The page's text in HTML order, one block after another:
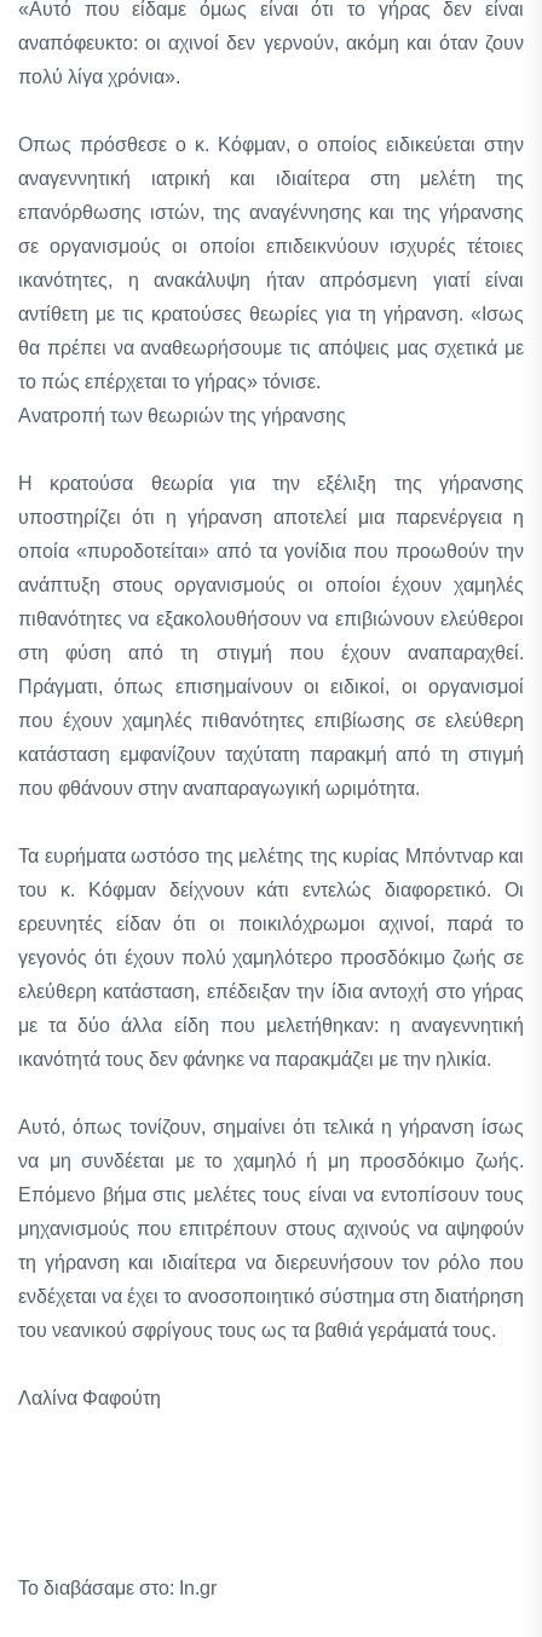
«Αυτό που είδαμε όμως είναι ότι το γήρας δεν είναι
αναπόφευκτο: οι αχινοί δεν γερνούν, ακόμη και όταν ζουν
πολύ λίγα χρόνια».
Οπως πρόσθεσε ο κ. Κόφμαν, ο οποίος ειδικεύεται στην
αναγεννητική ιατρική και ιδιαίτερα στη μελέτη της
επανόρθωσης ιστών, της αναγέννησης και της γήρανσης
σε οργανισμούς οι οποίοι επιδεικνύουν ισχυρές τέτοιες
ικανότητες, η ανακάλυψη ήταν απρόσμενη γιατί είναι
αντίθετη με τις κρατούσες θεωρίες για τη γήρανση. «Ισως
θα πρέπει να αναθεωρήσουμε τις απόψεις μας σχετικά με
το πώς επέρχεται το γήρας» τόνισε.
Ανατροπή των θεωριών της γήρανσης
Η κρατούσα θεωρία για την εξέλιξη της γήρανσης
υποστηρίζει ότι η γήρανση αποτελεί μια παρενέργεια η
οποία «πυροδοτείται» από τα γονίδια που προωθούν την
ανάπτυξη στους οργανισμούς οι οποίοι έχουν χαμηλές
πιθανότητες να εξακολουθήσουν να επιβιώνουν ελεύθεροι
στη φύση από τη στιγμή που έχουν αναπαραχθεί.
Πράγματι, όπως επισημαίνουν οι ειδικοί, οι οργανισμοί
που έχουν χαμηλές πιθανότητες επιβίωσης σε ελεύθερη
κατάσταση εμφανίζουν ταχύτατη παρακμή από τη στιγμή
που φθάνουν στην αναπαραγωγική ωριμότητα.
Τα ευρήματα ωστόσο της μελέτης της κυρίας Μπόντναρ και
του κ. Κόφμαν δείχνουν κάτι εντελώς διαφορετικό. Οι
ερευνητές είδαν ότι οι ποικιλόχρωμοι αχινοί, παρά το
γεγονός ότι έχουν πολύ χαμηλότερο προσδόκιμο ζωής σε
ελεύθερη κατάσταση, επέδειξαν την ίδια αντοχή στο γήρας
με τα δύο άλλα είδη που μελετήθηκαν: η αναγεννητική
ικανότητά τους δεν φάνηκε να παρακμάζει με την ηλικία.
Αυτό, όπως τονίζουν, σημαίνει ότι τελικά η γήρανση ίσως
να μη συνδέεται με το χαμηλό ή μη προσδόκιμο ζωής.
Επόμενο βήμα στις μελέτες τους είναι να εντοπίσουν τους
μηχανισμούς που επιτρέπουν στους αχινούς να αψηφούν
τη γήρανση και ιδιαίτερα να διερευνήσουν τον ρόλο που
ενδέχεται να έχει το ανοσοποιητικό σύστημα στη διατήρηση
του νεανικού σφρίγους τους ως τα βαθιά γεράματά τους.
Λαλίνα Φαφούτη
Το διαβάσαμε στο: In.gr